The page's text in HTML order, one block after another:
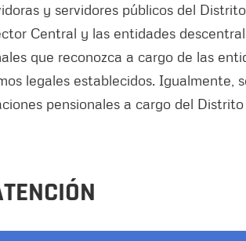
y servidores públicos del
Central y las entidades
que reconozca a cargo de las
legales establecidos. Igualmente,
pensionales a cargo del